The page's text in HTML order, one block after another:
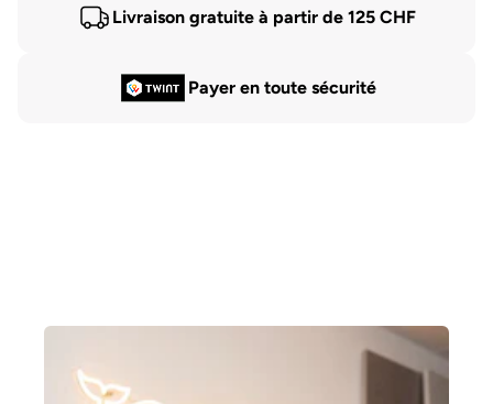
Livraison gratuite à partir de 125 CHF
Payer en toute sécurité